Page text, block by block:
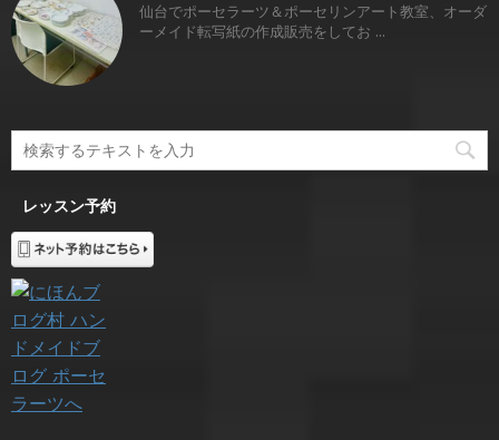
仙台でポーセラーツ＆ポーセリンアート教室、オーダ
ーメイド転写紙の作成販売をしてお ...
レッスン予約